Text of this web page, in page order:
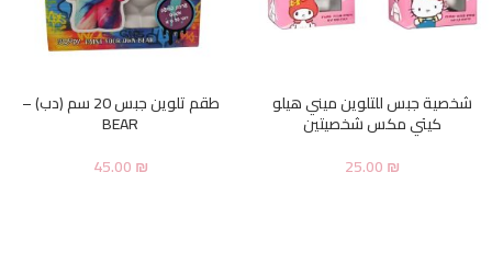
شخصية جبس للتلوين ميني هيلو
كيتي مكس شخصيتين
25.00₪
طقم تلوين جبس 20 سم (دب) –
BEAR
45.00₪